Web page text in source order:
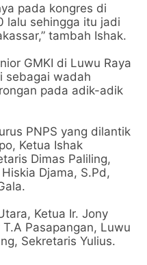
pada kongres di
lalu sehingga itu jadi
tambah Ishak.
GMKI di Luwu Raya
sebagai wadah
pada adik-adik
PNPS yang dilantik
Ketua Ishak
Dimas Paliling,
Djama, S.Pd,
Ketua Ir. Jony
Pasapangan, Luwu
Sekretaris Yulius.